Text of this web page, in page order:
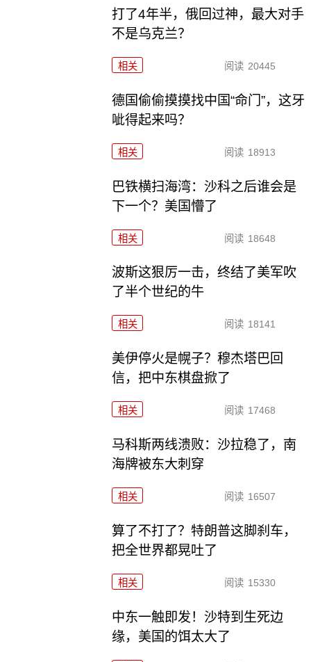
打了4年半，俄回过神，最大对手
不是乌克兰？
相关 阅读 20445
德国偷偷摸摸找中国“命门”，这牙
呲得起来吗？
相关 阅读 18913
巴铁横扫海湾：沙科之后谁会是
下一个？美国懵了
相关 阅读 18648
波斯这狠厉一击，终结了美军吹
了半个世纪的牛
相关 阅读 18141
美伊停火是幌子？穆杰塔巴回
信，把中东棋盘掀了
相关 阅读 17468
马科斯两线溃败：沙拉稳了，南
海牌被东大刺穿
相关 阅读 16507
算了不打了？特朗普这脚刹车，
把全世界都晃吐了
相关 阅读 15330
中东一触即发！沙特到生死边
缘，美国的饵太大了